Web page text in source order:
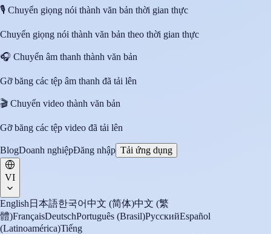
🎙️ Chuyển giọng nói thành văn bản thời gian thực
Chuyển giọng nói thành văn bản theo thời gian thực
🎧 Chuyển âm thanh thành văn bản
Gỡ băng các tệp âm thanh đã tải lên
🎬 Chuyển video thành văn bản
Gỡ băng các tệp video đã tải lên
BlogDoanh nghiệpĐăng nhập Tải ứng dụng
VI
English 日本語한국어中文 (简体)中文 (繁
體)FrançaisDeutschPortuguês (Brasil)РусскийEspañol
(Latinoamérica)Tiếng